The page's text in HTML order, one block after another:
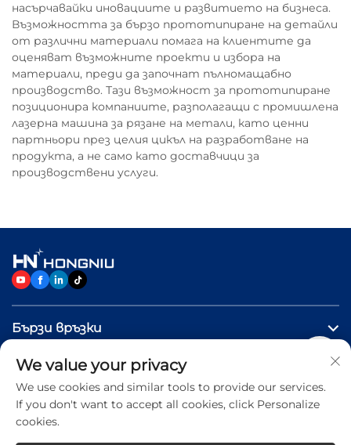
насърчавайки иновациите и развитието на бизнеса.
Възможността за бързо прототипиране на детайли
от различни материали помага на клиентите да
оценяват възможните проекти и избора на
материали, преди да започнат пълномащабно
производство. Тази възможност за прототипиране
позиционира компаниите, разполагащи с промишлена
лазерна машина за рязане на метали, като ценни
партньори през целия цикъл на разработване на
продукта, а не само като доставчици за
производствени услуги.
Бързи връзки
ПРОДУКТИ
Свържете се с нас
We value your privacy
We use cookies and similar tools to provide our services.
If you don't want to accept all cookies, click Personalize
cookies.